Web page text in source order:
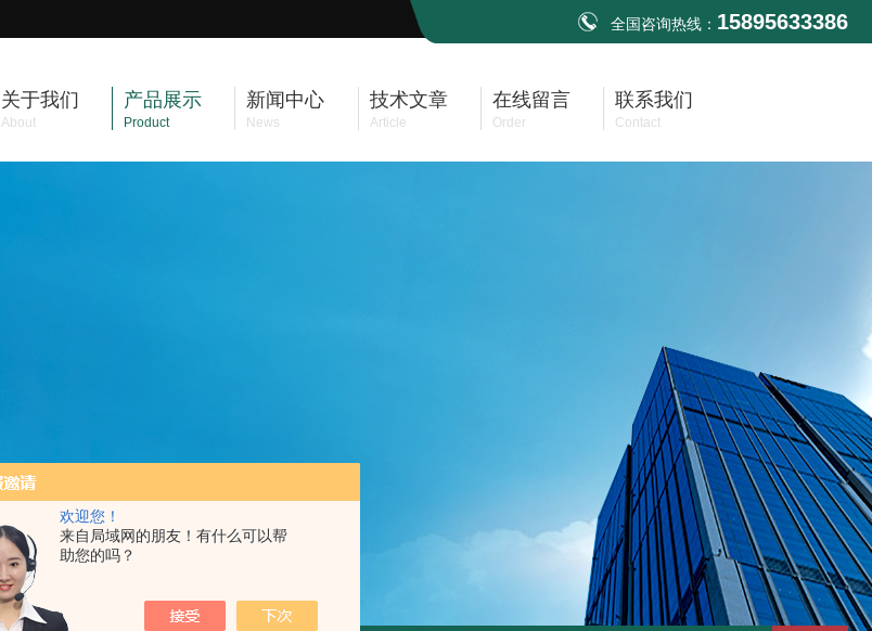
欢迎您！
来自局域网的朋友！有什么可以帮
助您的吗？
全国咨询热线： 15895633386
关于我们
About
产品展示
Product
新闻中心
News
技术文章
Article
在线留言
Order
联系我们
Contact